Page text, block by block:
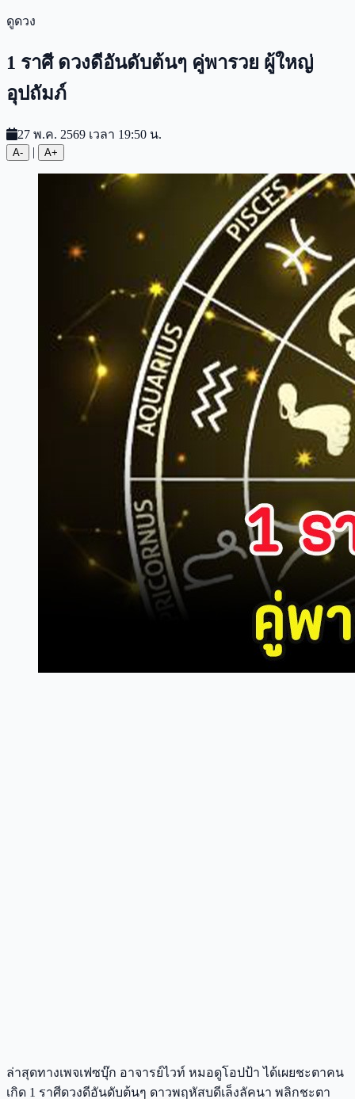
ดูดวง
1 ราศี ดวงดีอันดับต้นๆ คู่พารวย ผู้ใหญ่
อุปถัมภ์
27 พ.ค. 2569 เวลา 19:50 น.
A- | A+
ล่าสุดทางเพจเฟซบุ๊ก อาจารย์ไวท์ หมอดูโอปป้า ได้เผยชะตาคน
เกิด 1 ราศีดวงดีอันดับต้นๆ ดาวพฤหัสบดีเล็งลัคนา พลิกชะตา